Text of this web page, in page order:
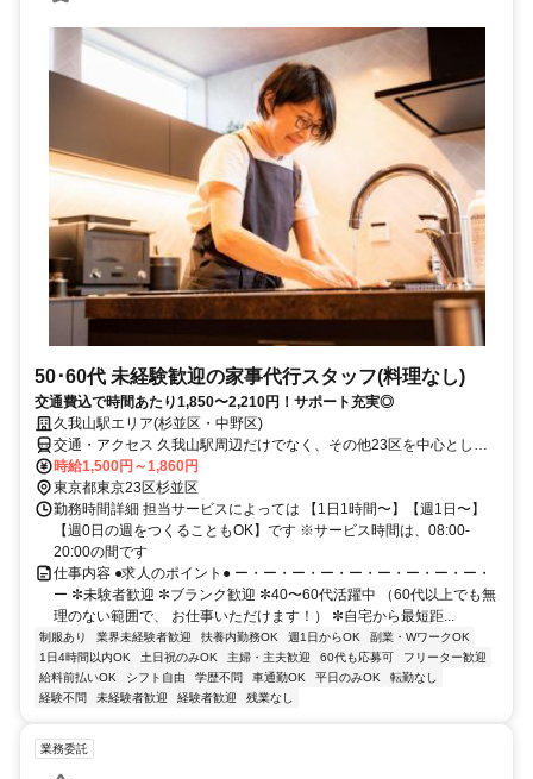
50･60代 未経験歓迎の家事代行スタッフ(料理なし)
交通費込で時間あたり1,850〜2,210円！サポート充実◎
久我山駅エリア(杉並区・中野区)
交通・アクセス 久我山駅周辺だけでなく、その他23区を中心とした
お客様宅でもお仕事いただけます
時給1,500円～1,860円
東京都東京23区杉並区
勤務時間詳細 担当サービスによっては 【1日1時間〜】【週1日〜】
【週0日の週をつくることもOK】です ※サービス時間は、08:00-
20:00の間です
仕事内容 ●求人のポイント● ー・ー・ー・ー・ー・ー・ー・ー・ー・
ー ✼未験者歓迎 ✼ブランク歓迎 ✼40〜60代活躍中 （60代以上でも無
理のない範囲で、 お仕事いただけます！） ✼自宅から最短距...
制服あり 業界未経験者歓迎 扶養内勤務OK 週1日からOK
副業・WワークOK
1日4時間以内OK
土日祝のみOK 主婦・主夫歓迎 60代も応募可
フリーター歓迎
給料前払いOK
シフト自由 学歴不問 車通勤OK 平日のみOK
転勤なし
経験不問
未経験者歓迎 経験者歓迎 残業なし
業務委託